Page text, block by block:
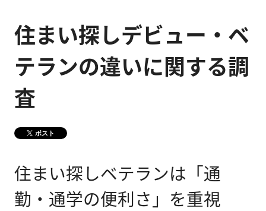
沿革
サステナビリティ
調査データ
ランキング
消費者向け不動産情報サービス
不動産業務支援サービス
キャリア採用情報
障がい者採用情報
住まい探しデビュー・ベ
テランの違いに関する調
査
ポスト
住まい探しベテランは「通
勤・通学の便利さ」を重視